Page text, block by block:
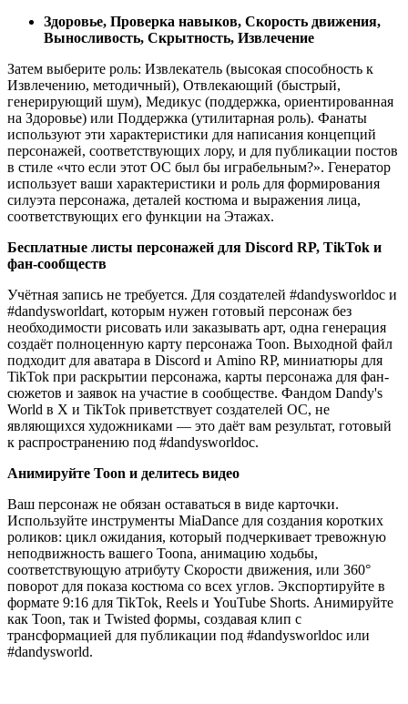
Здоровье, Проверка навыков, Скорость движения,
Выносливость, Скрытность, Извлечение
Затем выберите роль: Извлекатель (высокая способность к
Извлечению, методичный), Отвлекающий (быстрый,
генерирующий шум), Медикус (поддержка, ориентированная
на Здоровье) или Поддержка (утилитарная роль). Фанаты
используют эти характеристики для написания концепций
персонажей, соответствующих лору, и для публикации постов
в стиле «что если этот ОС был бы играбельным?». Генератор
использует ваши характеристики и роль для формирования
силуэта персонажа, деталей костюма и выражения лица,
соответствующих его функции на Этажах.
Бесплатные листы персонажей для Discord RP, TikTok и
фан-сообществ
Учётная запись не требуется. Для создателей #dandysworldoc и
#dandysworldart, которым нужен готовый персонаж без
необходимости рисовать или заказывать арт, одна генерация
создаёт полноценную карту персонажа Toon. Выходной файл
подходит для аватара в Discord и Amino RP, миниатюры для
TikTok при раскрытии персонажа, карты персонажа для фан-
сюжетов и заявок на участие в сообществе. Фандом Dandy's
World в X и TikTok приветствует создателей ОС, не
являющихся художниками — это даёт вам результат, готовый
к распространению под #dandysworldoc.
Анимируйте Toon и делитесь видео
Ваш персонаж не обязан оставаться в виде карточки.
Используйте инструменты MiaDance для создания коротких
роликов: цикл ожидания, который подчеркивает тревожную
неподвижность вашего Toona, анимацию ходьбы,
соответствующую атрибуту Скорости движения, или 360°
поворот для показа костюма со всех углов. Экспортируйте в
формате 9:16 для TikTok, Reels и YouTube Shorts. Анимируйте
как Toon, так и Twisted формы, создавая клип с
трансформацией для публикации под #dandysworldoc или
#dandysworld.